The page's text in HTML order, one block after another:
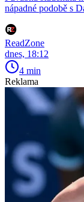
nápadné podobě s
ReadZone
dnes, 18:12
4 min
Reklama